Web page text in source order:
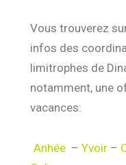
Vous trouverez
infos des
limitrophes de
notamment, une
vacances:
Anhée – Yvoir–